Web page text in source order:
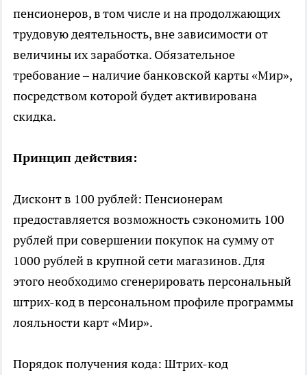
пенсионеров, в том числе и на продолжающих
трудовую деятельность, вне зависимости от
величины их заработка. Обязательное
требование – наличие банковской карты «Мир»,
посредством которой будет активирована
скидка.
Принцип действия:
Дисконт в 100 рублей: Пенсионерам
предоставляется возможность сэкономить 100
рублей при совершении покупок на сумму от
1000 рублей в крупной сети магазинов. Для
этого необходимо сгенерировать персональный
штрих-код в персональном профиле программы
лояльности карт «Мир».
Порядок получения кода: Штрих-код